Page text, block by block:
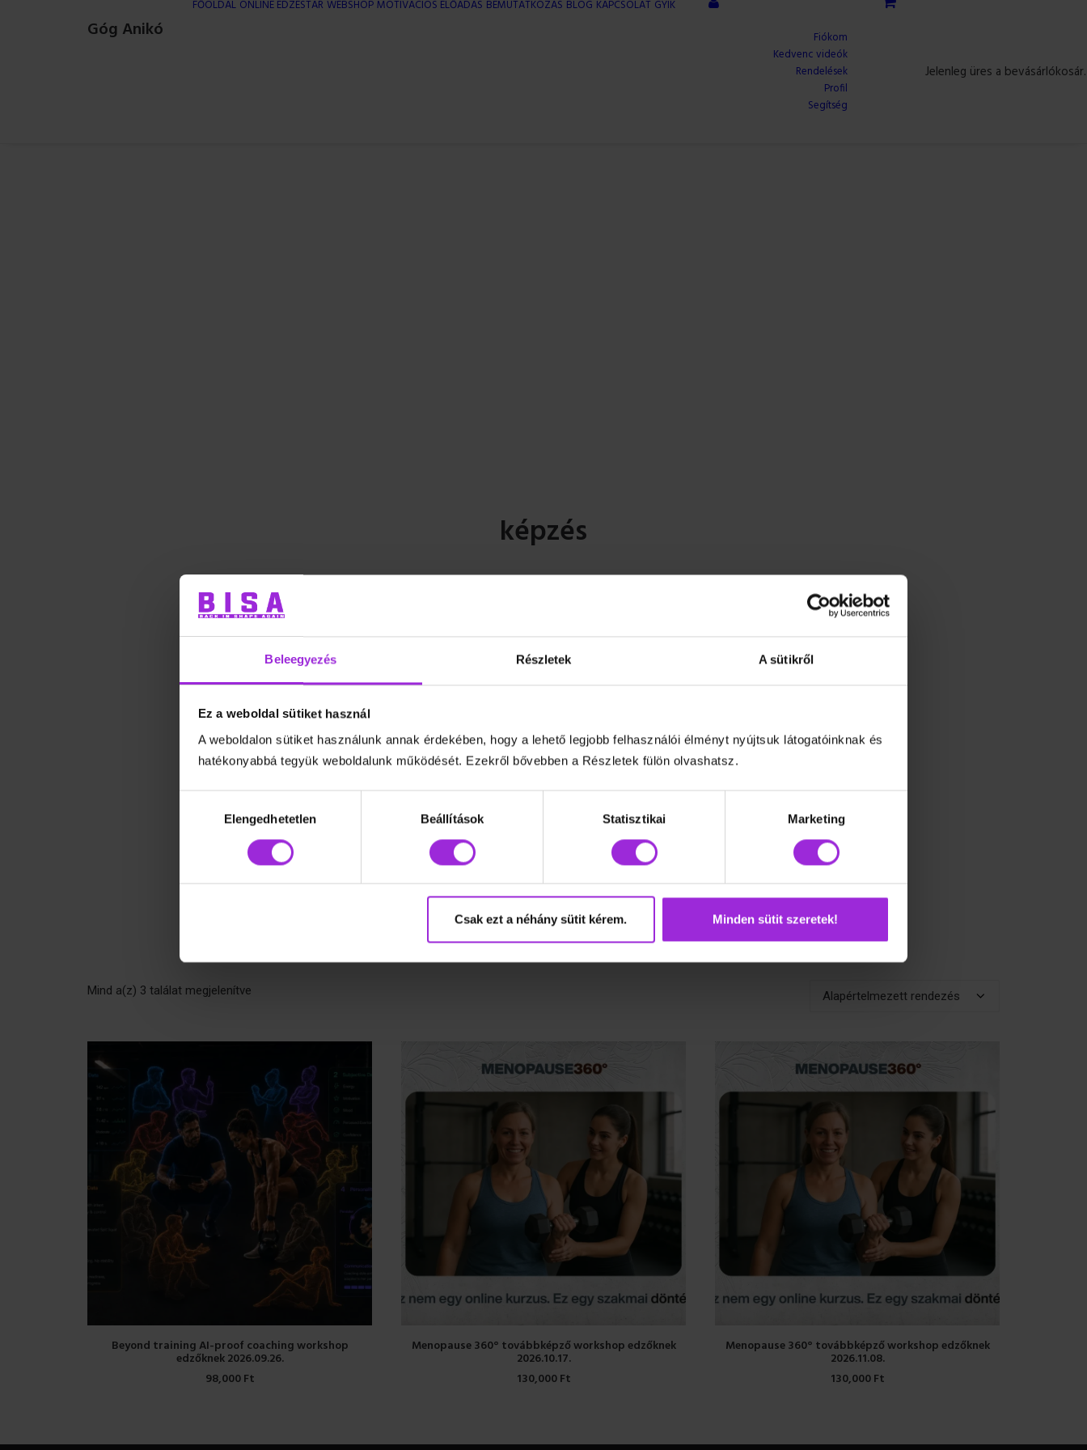
Beleegyezés Részletek A sütikről
Ez a weboldal sütiket használ
A weboldalon sütiket használunk annak érdekében, hogy a lehető legjobb felhasználói élményt nyújtsuk látogatóinknak és
hatékonyabbá tegyük weboldalunk működését. Ezekről bővebben a Részletek fülön olvashatsz.
kiválasztásaElengedhetetlen Beállítások Statisztikai Marketing
Csak ezt a néhány sütit kérem. Minden sütit szeretek!
Góg Anikó
FŐOLDAL ONLINE EDZÉSTÁR WEBSHOPMOTIVÁCIÓS ELŐADÁS BEMUTATKOZÁS BLOG KAPCSOLAT GYIK
Fiókom
Kedvenc videók
Rendelések
Profil
Segítség
Jelenleg üres a bevásárlókosár.
képzés
Mind a(z) 3 találat megjelenítve
KOSÁRBA TESZEM
Beyond training AI-proof coaching workshop
edzőknek 2026.09.26.
98,000Ft
KOSÁRBA TESZEM
Menopause 360° továbbképző workshop edzőknek
2026.10.17.
130,000Ft
KOSÁRBA TESZEM
Menopause 360° továbbképző workshop edzőknek
2026.11.08.
130,000Ft